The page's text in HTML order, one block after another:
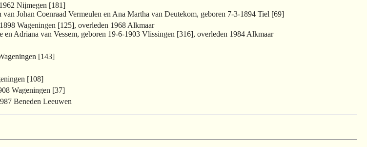
Nijmegen [181]
van Johan Coenraad Vermeulen en Ana Martha van Deutekom, geboren 7-3-1894 Tiel [69]
Wageningen [125], overleden 1968 Alkmaar
en Adriana van Vessem, geboren 19-6-1903 Vlissingen [316], overleden 1984 Alkmaar
[143]
[108]
Wageningen [37]
Beneden Leeuwen